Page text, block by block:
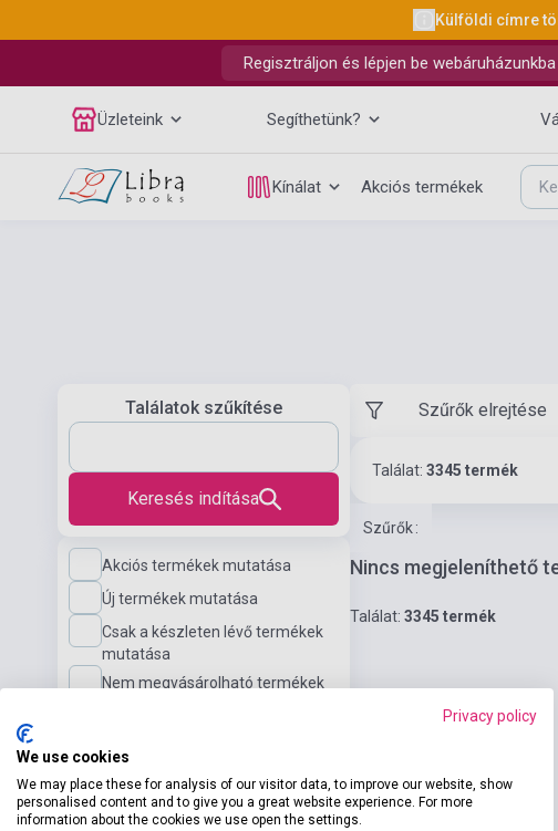
Külföldi címre
Regisztráljon és lépjen be
Üzleteink Segíthetünk?
Kínálat Akciós termékek
Találatok szűkítése
Keresés indítása
Akciós termékek mutatása
Új termékek mutatása
Csak a készleten lévő termékek
mutatása
Nem megvásárolható termékek
Nyelvi szint
Szűrők elrejtése
Találat: 3345 termék
Szűrők:
Nincs megjeleníthető
Találat: 3345 termék
Privacy policy
We use cookies
We may place these for analysis of our visitor data, to improve our website, show
personalised content and to give you a great website experience. For more
information about the cookies we use open the settings.